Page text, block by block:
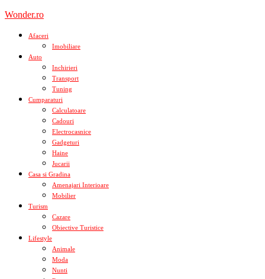
Skip
content
Wonder.ro
Afaceri
Imobiliare
Auto
Inchirieri
Transport
Tuning
Cumparaturi
Calculatoare
Cadouri
Electrocasnice
Gadgeturi
Haine
Jucarii
Casa si Gradina
Amenajari Interioare
Mobilier
Turism
Cazare
Obiective Turistice
Lifestyle
Animale
Moda
Nunti